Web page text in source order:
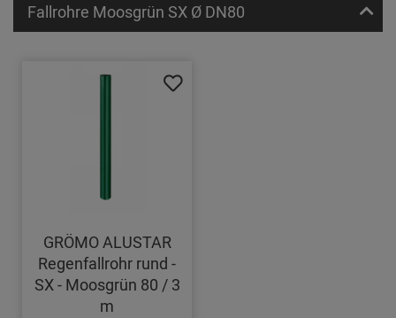
Fallrohre Moosgrün SX Ø DN80
GRÖMO ALUSTAR
Regenfallrohr rund -
SX - Moosgrün 80 / 3
m